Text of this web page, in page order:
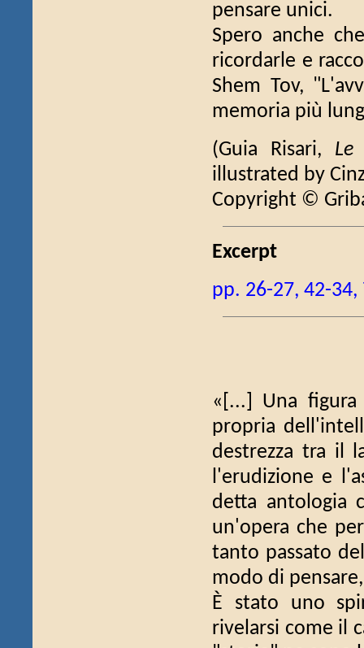
pensare unici.
Spero anche
ricordarle e
Shem Tov,
memoria più
(Guia Risari, Le
illustrated by
Copyright ©
Excerpt
pp. 26-27, 42-34,
«[...] Una
propria
destrezza tra il
l'erudizione e
detta antologia
un'opera che
tanto passato
modo di
È stato uno
rivelarsi come il